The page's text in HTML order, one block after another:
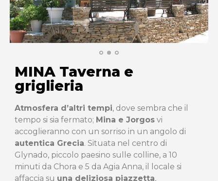
MINA Taverna e
griglieria
Atmosfera d’altri tempi, dove sembra che il
tempo si sia fermato; Mina e Jorgos vi
accoglieranno con un sorriso in un angolo di
autentica Grecia. Situata nel centro di
Glynado, piccolo paesino sulle colline, a 10
minuti da Chora e 5 da Agia Anna, il locale si
affaccia su una deliziosa piazzetta,